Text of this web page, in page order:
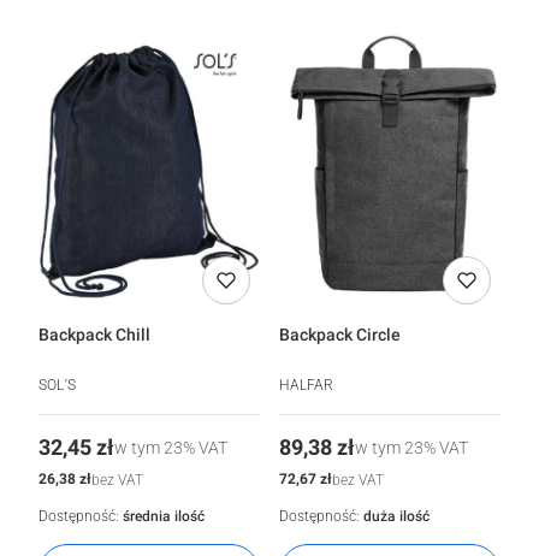
Backpack Chill
SOL´S
Cena
32,45 złw tym23%VAT
Cena
26,38 złbez VAT
Dostępność: średnia ilość
Backpack Circle
HALFAR
Cena
89,38 złw tym23%VAT
Cena
72,67 złbez VAT
Dostępność: duża ilość